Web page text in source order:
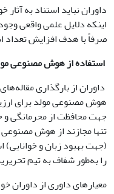
داوران نباید استناد به
اینکه دلایل علمی واقعی
صرفاً با هدف افزایش تعداد
استفاده از هوش مصنوعی
داوران از بارگذاری
هوش مصنوعی مولد برای
جهت محافظت از محرمانگی
تنها مجازند از هوش
(جهت بهبود زبان و
را به‌طور شفاف به تیم
معیارهای داوری از داوران